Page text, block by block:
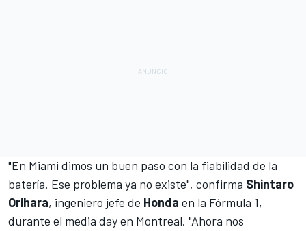
"En Miami dimos un buen paso con la fiabilidad de la
batería. Ese problema ya no existe", confirma Shintaro
Orihara, ingeniero jefe de Honda en la Fórmula 1,
durante el media day en Montreal. "Ahora nos